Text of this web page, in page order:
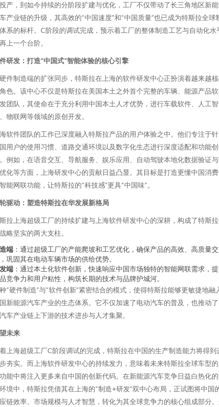
产，到如今持续的分阶段扩建与优化，工厂不仅带动了长三角地区新
产业链的升级，其高效的“中国速度”和“中国质量”也已成为特斯拉全球
系的标杆。C阶段的调试完成，预示着工厂的整体制造工艺与自动化水
上一个台阶。
研发：打造“中国式”智能体验的核心引擎
件制造端的扩张同步，特斯拉在上海的软件研发中心正扮演着越来越
色。该中心不仅是特斯拉在美国本土之外首个完整的车辆、能源产品
团队，其使命在于充分利用中国本土人才优势，进行车载软件、人工智
物联网等领域的原创开发。
软件团队的工作已深度融入特斯拉产品的用户体验之中。他们专注于
用户的使用习惯、道路交通环境以及数字化生态进行深度适配和功能创
例如，在语音交互、导航服务、娱乐应用、自动驾驶本地化数据验证
化等方面，上海研发中心的贡献日益凸显。其目标是打造更懂中国消
能网联功能，让特斯拉的“科技感”更具“中国味”。
驱动：塑造特斯拉在华发展新格局
拉上海超级工厂的持续扩建与上海软件研发中心的深耕，构成了特斯
略坚实的两大支柱。
端 ：通过超级工厂的产能爬坡和工艺优化，确保产品的高效、高质量交
巩固其在电动车辆市场的供给优势。
端 ：通过本土化软件创新，快速响应中国市场独特的智能网联需求，
竞争力和用户粘性，构筑长期的技术与品牌护城河。
“硬件制造”与“软件创新”紧密结合的模式，使得特斯拉能够更敏捷地融
新能源汽车产业的生态体系。它不仅加速了电动汽车的普及，也推动
车产业链上下游的技术进步与人才集聚。
未来
上海超级工厂C阶段调试的完成，特斯拉在中国的生产制造能力将得到
夯实。而上海软件研发中心的持续发力，意味着未来特斯拉全球车型
能中将注入更多来自中国的创新代码。在新能源汽车竞争日益白热化
境中，特斯拉凭借其在上海的“制造+研发”双中心布局，正试图将中国
链效率、市场规模与人才智慧，转化为其全球竞争力的核心组成部分